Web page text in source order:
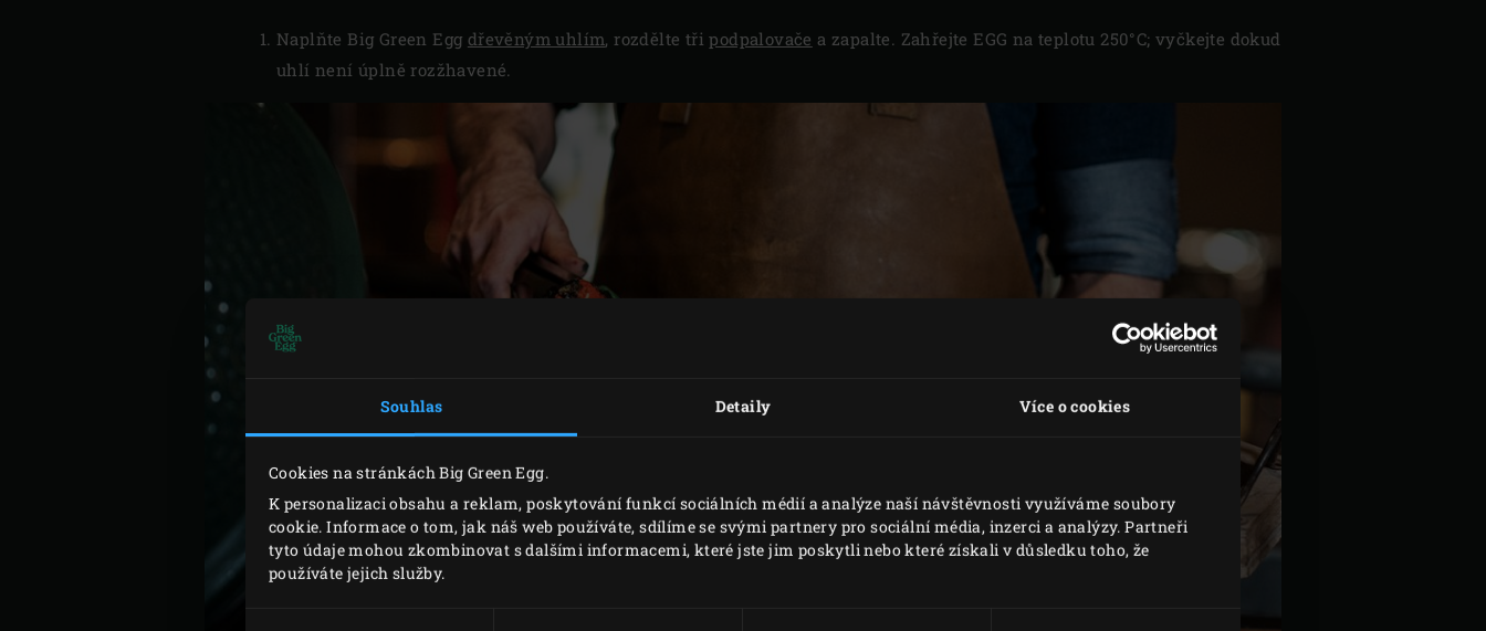
Souhlas Detaily Více o cookies
Cookies na stránkách Big Green Egg.
K personalizaci obsahu a reklam, poskytování funkcí sociálních médií a analýze naší návštěvnosti využíváme soubory
cookie. Informace o tom, jak náš web používáte, sdílíme se svými partnery pro sociální média, inzerci a analýzy. Partneři
tyto údaje mohou zkombinovat s dalšími informacemi, které jste jim poskytli nebo které získali v důsledku toho, že
používáte jejich služby.
Naplňte Big Green Egg dřevěným uhlím, rozdělte třipodpalovače a zapalte. Zahřejte EGG na teplotu 250°C; vyčkejte dokud
uhlí není úplně rozžhavené.